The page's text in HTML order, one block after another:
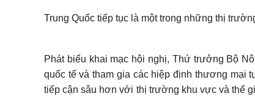
Trung Quốc tiếp tục là một trong những thị
Phát biểu khai mạc hội nghị, Thứ trưởng Bộ
quốc tế và tham gia các hiệp định thương mại
tiếp cận sâu hơn với thị trường khu vực và thế